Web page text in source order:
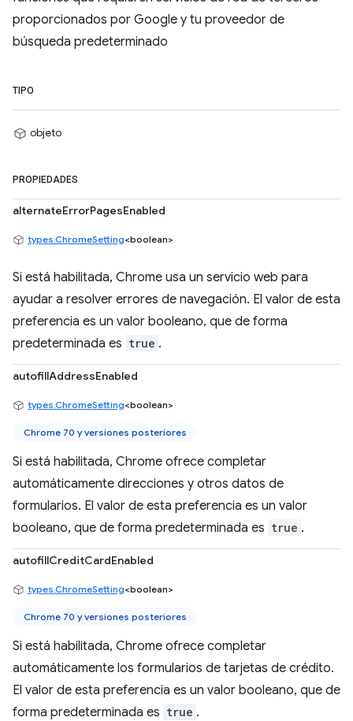
proporcionados por Google y tu proveedor de
búsqueda predeterminado
TIPO
objeto
PROPIEDADES
alternateErrorPagesEnabled
types.ChromeSetting<boolean>
Si está habilitada, Chrome usa un servicio web para
ayudar a resolver errores de navegación. El valor de esta
preferencia es un valor booleano, que de forma
predeterminada es true .
autofillAddressEnabled
types.ChromeSetting<boolean>
Chrome 70 y versiones posteriores
Si está habilitada, Chrome ofrece completar
automáticamente direcciones y otros datos de
formularios. El valor de esta preferencia es un valor
booleano, que de forma predeterminada es true .
autofillCreditCardEnabled
types.ChromeSetting<boolean>
Chrome 70 y versiones posteriores
Si está habilitada, Chrome ofrece completar
automáticamente los formularios de tarjetas de crédito.
El valor de esta preferencia es un valor booleano, que de
forma predeterminada es true .